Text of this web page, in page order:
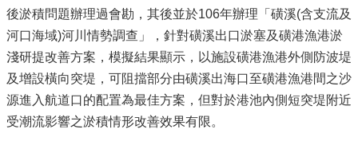
後淤積問題辦理過會勘，其後並於106年辦理「磺溪(含支流及
河口海域)河川情勢調查」，針對磺溪出口淤塞及磺港漁港淤
淺研提改善方案，模擬結果顯示，以施設磺港漁港外側防波堤
及增設橫向突堤，可阻擋部分由磺溪出海口至磺港漁港間之沙
源進入航道口的配置為最佳方案，但對於港池內側短突堤附近
受潮流影響之淤積情形改善效果有限。